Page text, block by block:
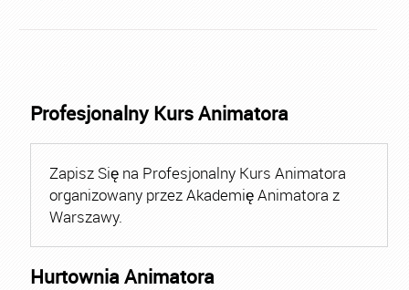
Profesjonalny Kurs Animatora
Zapisz Się na Profesjonalny Kurs Animatora
organizowany przez Akademię Animatora z
Warszawy.
Hurtownia Animatora